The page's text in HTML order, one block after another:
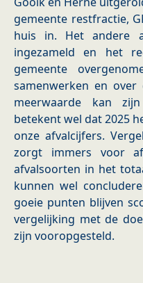
gemeente restfractie,
huis in. Het andere
ingezameld en het
gemeente
samenwerken en
meerwaarde kan
betekent wel dat 2025
onze afvalcijfers.
zorgt immers voor
afvalsoorten in het
kunnen wel
goeie punten blijven
vergelijking met de
zijn vooropgesteld.